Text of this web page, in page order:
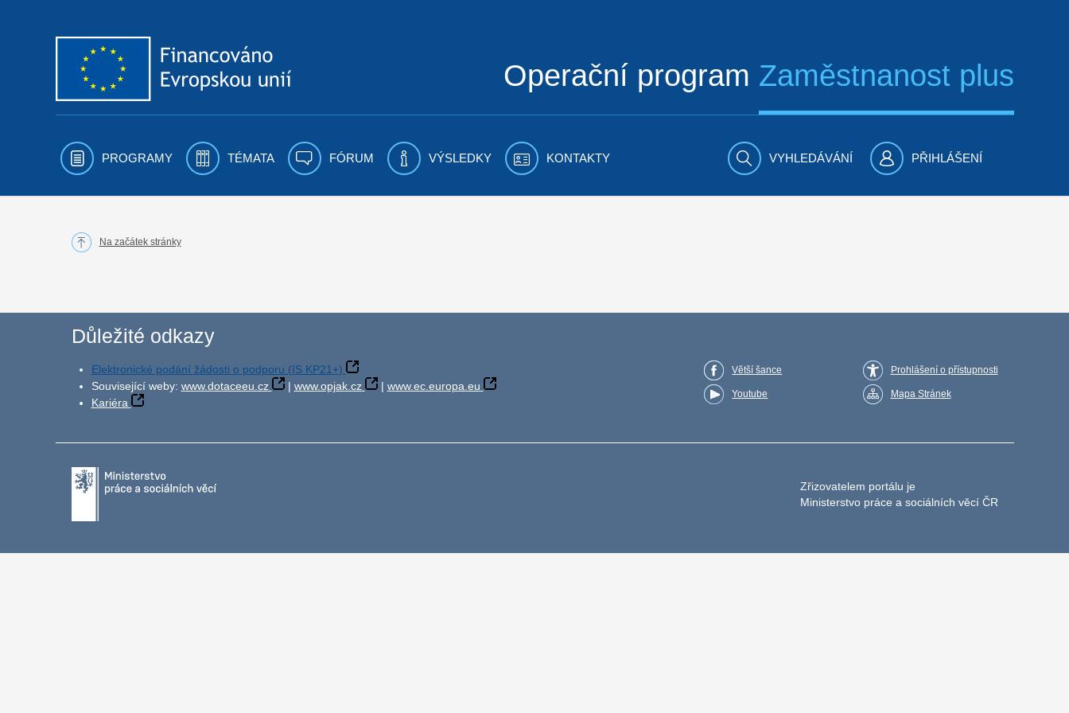
Operační program Zaměstnanost plus
PROGRAMY TÉMATA FÓRUM VÝSLEDKY KONTAKTY VYHLEDÁVÁNÍ PŘIHLÁŠENÍ
Na začátek stránky
Důležité odkazy
Elektronické podání žádosti o podporu (IS KP21+)
Související weby: www.dotaceeu.cz | www.opjak.cz | www.ec.europa.eu
Kariéra
Větší šance
Youtube
Prohlášení o přístupnosti
Mapa Stránek
Zřizovatelem portálu je
Ministerstvo práce a sociálních věcí ČR